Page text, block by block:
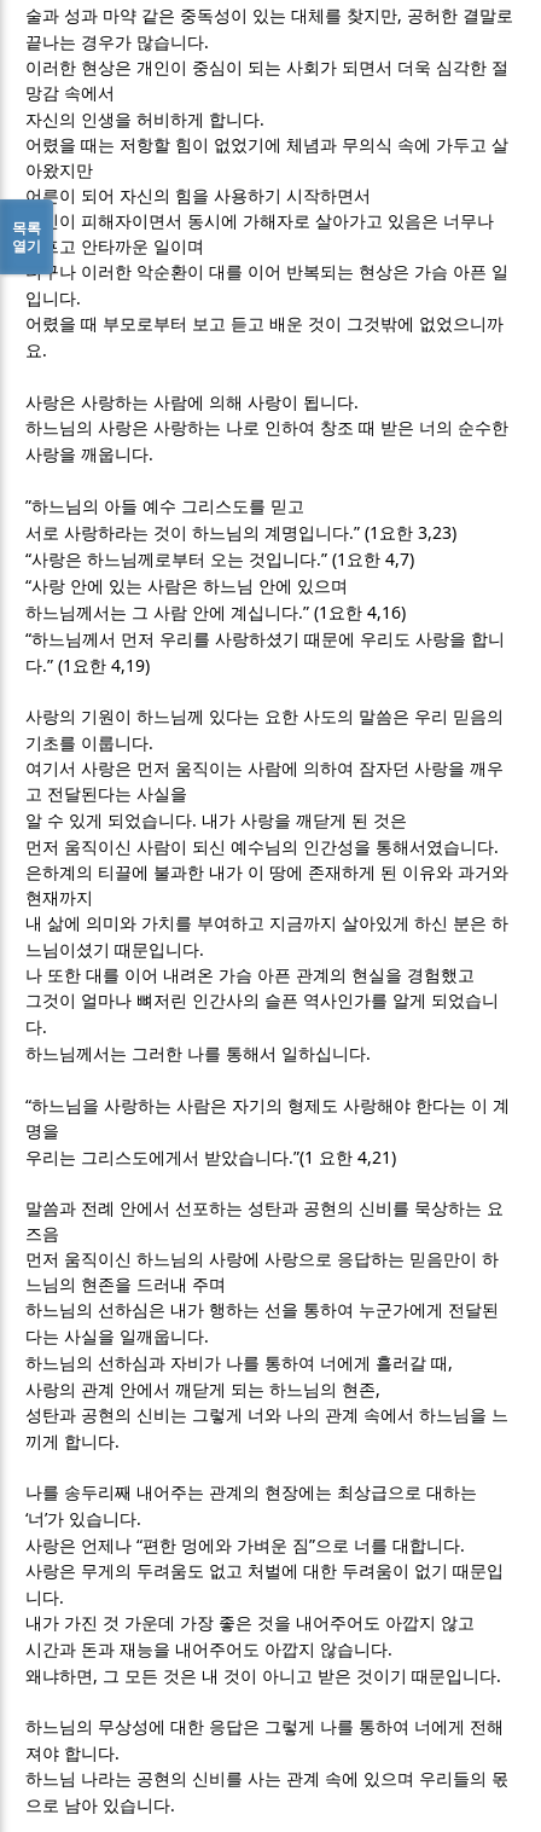
술과 성과 마약 같은 중독성이 있는 대체를 찾지만, 공허한 결말로
끝나는 경우가 많습니다.
이러한 현상은 개인이 중심이 되는 사회가 되면서 더욱 심각한 절
망감 속에서
자신의 인생을 허비하게 합니다.
어렸을 때는 저항할 힘이 없었기에 체념과 무의식 속에 가두고 살
아왔지만
어른이 되어 자신의 힘을 사용하기 시작하면서
자신이 피해자이면서 동시에 가해자로 살아가고 있음은 너무나
슬프고 안타까운 일이며
더구나 이러한 악순환이 대를 이어 반복되는 현상은 가슴 아픈 일
입니다.
어렸을 때 부모로부터 보고 듣고 배운 것이 그것밖에 없었으니까
요 .
사랑은 사랑하는 사람에 의해 사랑이 됩니다.
하느님의 사랑은 사랑하는 나로 인하여 창조 때 받은 너의 순수한
사랑을 깨웁니다.
”하느님의 아들 예수 그리스도를 믿고
서로 사랑하라는 것이 하느님의 계명입니다.” (1 요한3,23)
“사랑은 하느님께로부터 오는 것입니다.” (1 요한4,7)
“사랑 안에 있는 사람은 하느님 안에 있으며
하느님께서는 그 사람 안에 계십니다.” (1 요한4,16)
“하느님께서 먼저 우리를 사랑하셨기 때문에 우리도 사랑을 합니
다.” (1 요한4,19)
사랑의 기원이 하느님께 있다는 요한 사도의 말씀은 우리 믿음의
기초를 이룹니다.
여기서 사랑은 먼저 움직이는 사람에 의하여 잠자던 사랑을 깨우
고 전달된다는 사실을
알 수 있게 되었습니다. 내가 사랑을 깨닫게 된 것은
먼저 움직이신 사람이 되신 예수님의 인간성을 통해서였습니다.
은하계의 티끌에 불과한 내가 이 땅에 존재하게 된 이유와 과거와
현재까지
내 삶에 의미와 가치를 부여하고 지금까지 살아있게 하신 분은 하
느님이셨기 때문입니다.
나 또한 대를 이어 내려온 가슴 아픈 관계의 현실을 경험했고
그것이 얼마나 뼈저린 인간사의 슬픈 역사인가를 알게 되었습니
다.
하느님께서는 그러한 나를 통해서 일하십니다.
“하느님을 사랑하는 사람은 자기의 형제도 사랑해야 한다는 이 계
명을
우리는 그리스도에게서 받았습니다.”(1 요한4,21)
말씀과 전례 안에서 선포하는 성탄과 공현의 신비를 묵상하는 요
즈음
먼저 움직이신 하느님의 사랑에 사랑으로 응답하는 믿음만이 하
느님의 현존을 드러내 주며
하느님의 선하심은 내가 행하는 선을 통하여 누군가에게 전달된
다는 사실을 일깨웁니다.
하느님의 선하심과 자비가 나를 통하여 너에게 흘러갈 때 ,
사랑의 관계 안에서 깨닫게 되는 하느님의 현존,
성탄과 공현의 신비는 그렇게 너와 나의 관계 속에서 하느님을 느
끼게 합니다.
나를 송두리째 내어주는 관계의 현장에는 최상급으로 대하는
‘너’가 있습니다.
사랑은 언제나“편한 멍에와 가벼운 짐”으로 너를 대합니다.
사랑은 무게의 두려움도 없고 처벌에 대한 두려움이 없기 때문입
니다.
내가 가진 것 가운데 가장 좋은 것을 내어주어도 아깝지 않고
시간과 돈과 재능을 내어주어도 아깝지 않습니다.
왜냐하면 , 그 모든 것은 내 것이 아니고 받은 것이기 때문입니다.
하느님의 무상성에 대한 응답은 그렇게 나를 통하여 너에게 전해
져야 합니다.
하느님 나라는 공현의 신비를 사는 관계 속에 있으며 우리들의 몫
으로 남아 있습니다.
목록
열기